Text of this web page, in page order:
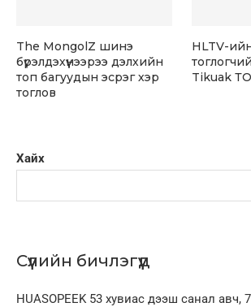
Хайх
Сүүлийн бичлэгүүд
HUASOPEEK 53 хувиас дээш санал авч,
The MongolZ шинэ
бүрэлдэхүүнээрээ дэлхийн
топ багуудын эсрэг хэр
тоглов
HLTV-
Tikuak